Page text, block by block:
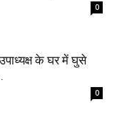
0
के घर में घुसे
0